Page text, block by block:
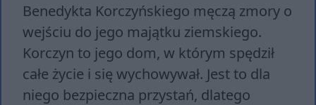
Benedykta Korczyńskiego męczą zmory o
wejściu do jego majątku ziemskiego.
Korczyn to jego dom, w którym spędził
całe życie i się wychowywał. Jest to dla
niego bezpieczna przystań, dlatego